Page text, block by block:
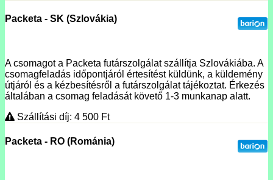
Packeta - SK (Szlovákia)
A csomagot a Packeta futárszolgálat szállítja Szlovákiába. A
csomagfeladás időpontjáról értesítést küldünk, a küldemény
útjáról és a kézbesítésről a futárszolgálat tájékoztat. Érkezés
általában a csomag feladását követő 1-3 munkanap alatt.
Szállítási díj: 4 500 Ft
Packeta - RO (Románia)